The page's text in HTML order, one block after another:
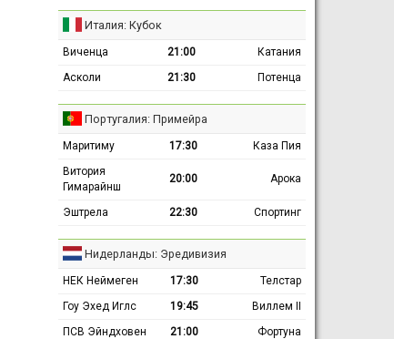
Италия: Кубок
Виченца 21:00
Катания
Асколи
21:30 Потенца
Португалия: Примейра
Маритиму 17:30
Каза Пия
Витория
Гимарайнш
20:00 Арока
Эштрела 22:30 Спортинг
Нидерланды: Эредивизия
НЕК Неймеген 17:30
Телстар
Гоу Эхед Иглс
19:45
Виллем II
ПСВ Эйндховен
21:00
Фортуна